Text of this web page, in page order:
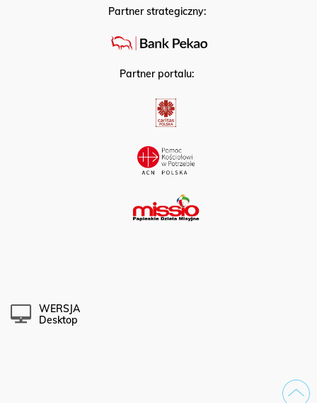
Partner strategiczny:
Partner portalu:
WERSJA
Desktop